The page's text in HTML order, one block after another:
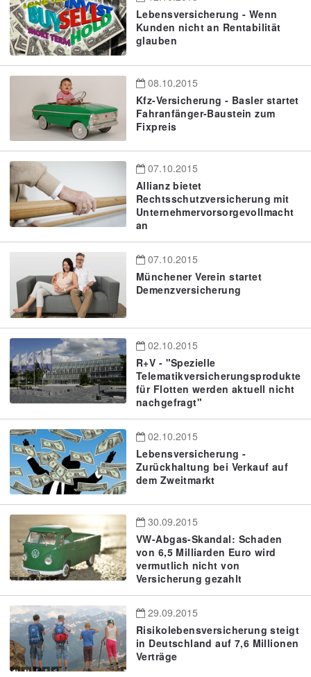
Lebensversicherung - Wenn
Kunden nicht an Rentabilität
glauben
08.10.2015
Kfz-Versicherung - Basler startet
Fahranfänger-Baustein zum
Fixpreis
07.10.2015
Allianz bietet
Rechtsschutzversicherung mit
Unternehmervorsorgevollmacht
an
07.10.2015
Münchener Verein startet
Demenzversicherung
02.10.2015
R+V - "Spezielle
Telematikversicherungsprodukte
für Flotten werden aktuell nicht
nachgefragt"
02.10.2015
Lebensversicherung -
Zurückhaltung bei Verkauf auf
dem Zweitmarkt
30.09.2015
VW-Abgas-Skandal: Schaden
von 6,5 Milliarden Euro wird
vermutlich nicht von
Versicherung gezahlt
29.09.2015
Risikolebensversicherung steigt
in Deutschland auf 7,6 Millionen
Verträge